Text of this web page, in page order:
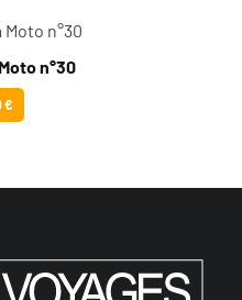
n°30
€